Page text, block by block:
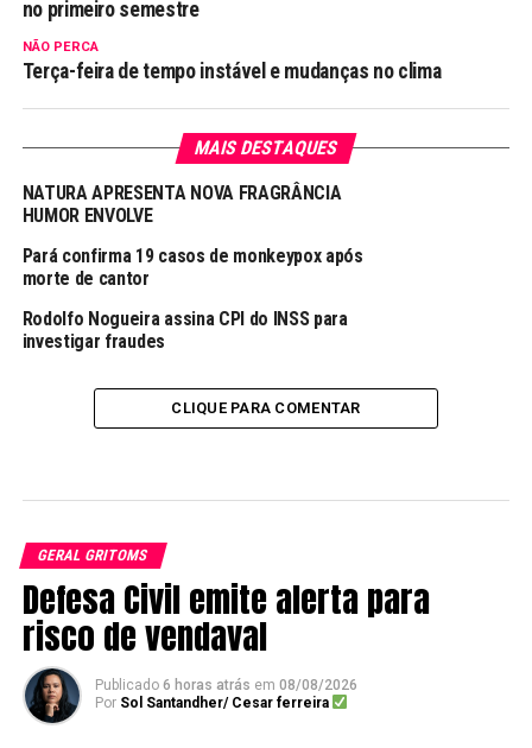
no primeiro semestre
NÃO PERCA
Terça-feira de tempo instável e mudanças no clima
MAIS DESTAQUES
NATURA APRESENTA NOVA FRAGRÂNCIA
HUMOR ENVOLVE
Pará confirma 19 casos de monkeypox após
morte de cantor
Rodolfo Nogueira assina CPI do INSS para
investigar fraudes
CLIQUE PARA COMENTAR
GERAL GRITOMS
Defesa Civil emite alerta para
risco de vendaval
Publicado 6 horas atrás em 08/08/2026
Por Sol Santandher/ Cesar ferreira